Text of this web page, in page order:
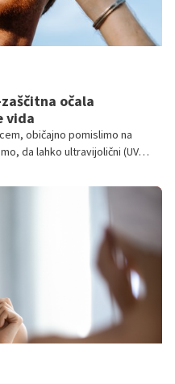
očala
vida
običajno pomislimo na
da lahko ultravijolični (UV)